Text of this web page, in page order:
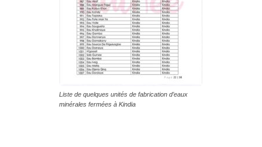
Liste de quelques unités de fabrication d’eaux
minérales fermées à Kindia